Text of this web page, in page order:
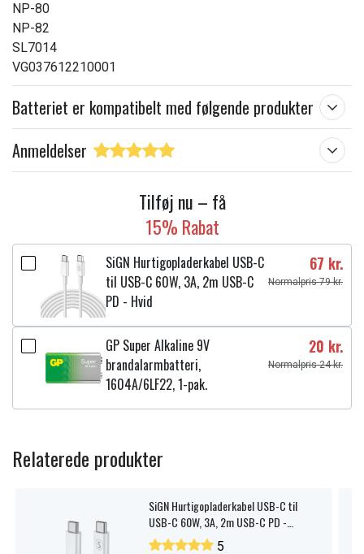
NP-80
NP-82
SL7014
VG037612210001
Batteriet er kompatibelt med følgende produkter
Anmeldelser
Tilføj nu – få
15% Rabat
SiGN Hurtigopladerkabel USB-C
til USB-C 60W, 3A, 2m USB-C
PD - Hvid
67 kr.
Normalpris 79 kr.
GP Super Alkaline 9V
brandalarmbatteri,
1604A/6LF22, 1-pak.
20 kr.
Normalpris 24 kr.
Relaterede produkter
SiGN Hurtigopladerkabel USB-C til
USB-C 60W, 3A, 2m USB-C PD -
Hvid
5